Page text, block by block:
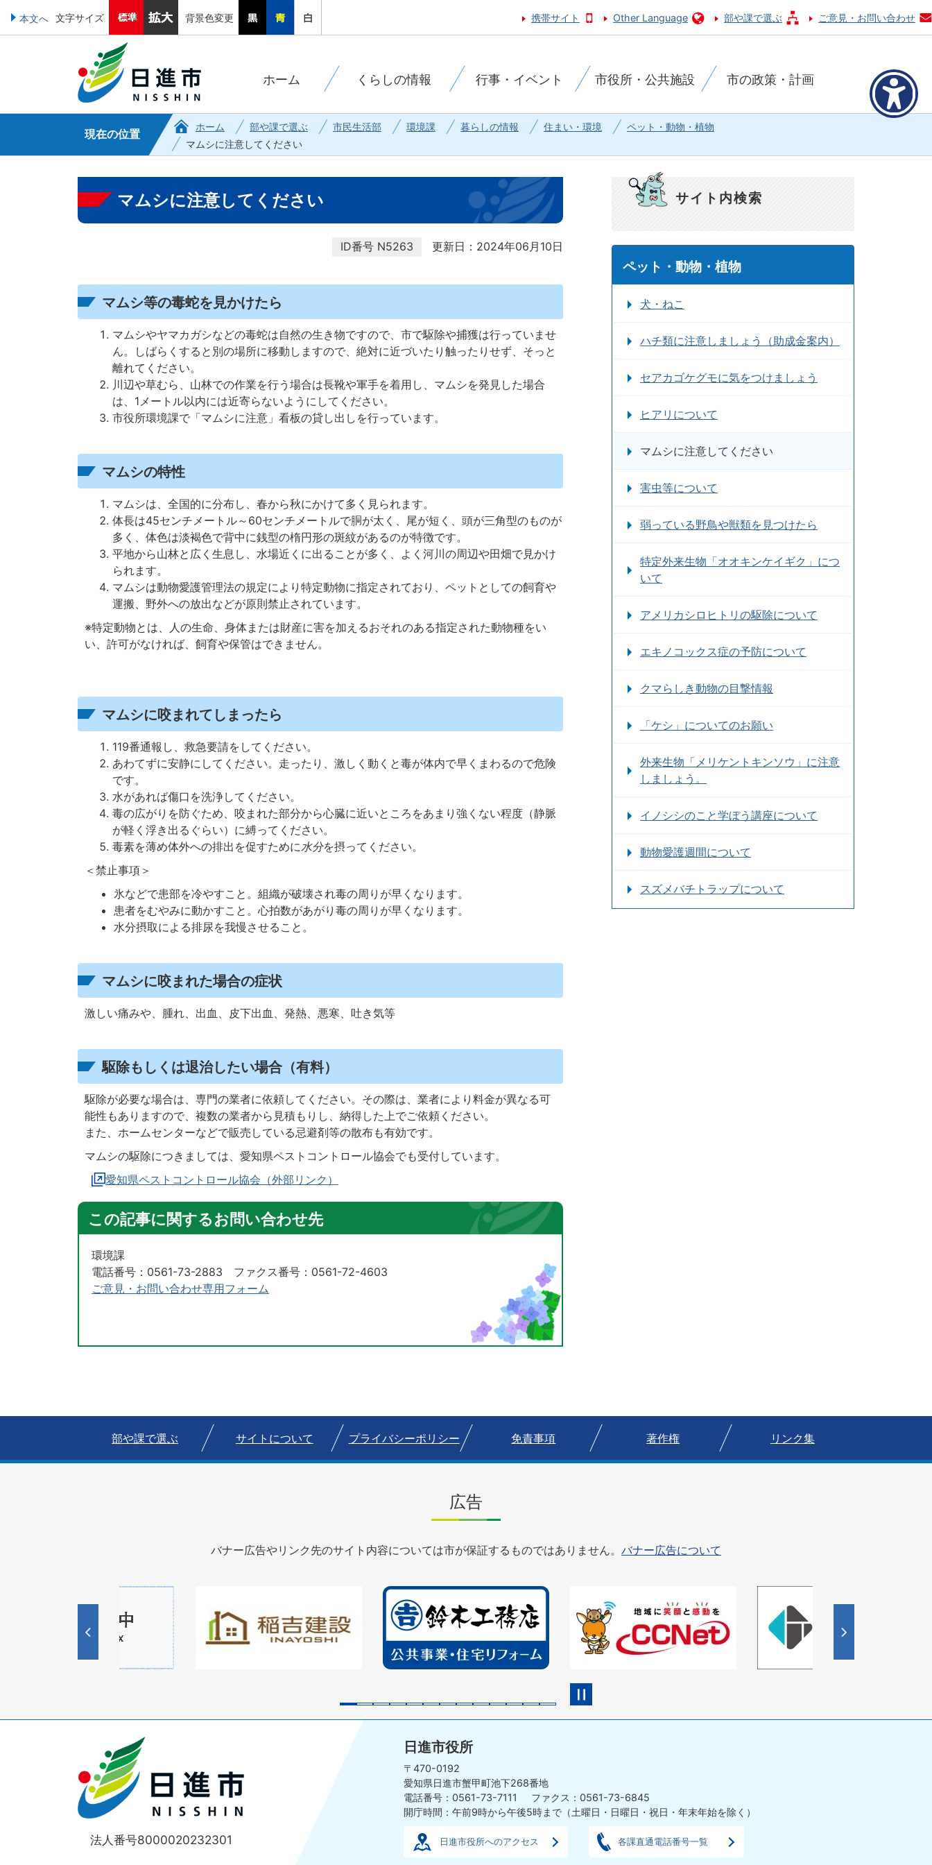
本文へ 文字サイズ 背景色変更 携帯サイト Other Language 部や課で選ぶ ご意見・お問い合わせ
ホーム くらしの情報 行事・イベント 市役所・公共施設 市の政策・計画
現在の位置
ホーム 部や課で選ぶ 市民生活部 環境課 暮らしの情報 住まい・環境
ペット・動物・植物
マムシに注意してください
マムシに注意してください
ID番号 N5263 更新日：2024年06月10日
マムシ等の毒蛇を見かけたら
マムシやヤマカガシなどの毒蛇は自然の生き物ですので、市で駆除や捕獲は行っていませ
ん。しばらくすると別の場所に移動しますので、絶対に近づいたり触ったりせず、そっと
離れてください。
川辺や草むら、山林での作業を行う場合は長靴や軍手を着用し、マムシを発見した場合
は、1メートル以内には近寄らないようにしてください。
市役所環境課で「マムシに注意」看板の貸し出しを行っています。
マムシの特性
マムシは、全国的に分布し、春から秋にかけて多く見られます。
体長は45センチメートル～60センチメートルで胴が太く、尾が短く、頭が三角型のものが
多く、体色は淡褐色で背中に銭型の楕円形の斑紋があるのが特徴です。
平地から山林と広く生息し、水場近くに出ることが多く、よく河川の周辺や田畑で見かけ
られます。
マムシは動物愛護管理法の規定により特定動物に指定されており、ペットとしての飼育や
運搬、野外への放出などが原則禁止されています。
※特定動物とは、人の生命、身体または財産に害を加えるおそれのある指定された動物種をい
い、許可がなければ、飼育や保管はできません。
マムシに咬まれてしまったら
119番通報し、救急要請をしてください。
あわてずに安静にしてください。走ったり、激しく動くと毒が体内で早くまわるので危険
です。
水があれば傷口を洗浄してください。
毒の広がりを防ぐため、咬まれた部分から心臓に近いところをあまり強くない程度（静脈
が軽く浮き出るぐらい）に縛ってください。
毒素を薄め体外への排出を促すために水分を摂ってください。
＜禁止事項＞
氷などで患部を冷やすこと。組織が破壊され毒の周りが早くなります。
患者をむやみに動かすこと。心拍数があがり毒の周りが早くなります。
水分摂取による排尿を我慢させること。
マムシに咬まれた場合の症状
激しい痛みや、腫れ、出血、皮下出血、発熱、悪寒、吐き気等
駆除もしくは退治したい場合（有料）
駆除が必要な場合は、専門の業者に依頼してください。その際は、業者により料金が異なる可
能性もありますので、複数の業者から見積もりし、納得した上でご依頼ください。
また、ホームセンターなどで販売している忌避剤等の散布も有効です。
マムシの駆除につきましては、愛知県ペストコントロール協会でも受付しています。
愛知県ペストコントロール協会（外部リンク）
この記事に関するお問い合わせ先
環境課
電話番号：0561-73-2883 ファクス番号：0561-72-4603
ご意見・お問い合わせ専用フォーム
サイト内検索
ペット・動物・植物
犬・ねこ
ハチ類に注意しましょう（助成金案内）
セアカゴケグモに気をつけましょう
ヒアリについて
マムシに注意してください
害虫等について
弱っている野鳥や獣類を見つけたら
特定外来生物「オオキンケイギク」につ
いて
アメリカシロヒトリの駆除について
エキノコックス症の予防について
クマらしき動物の目撃情報
「ケシ」についてのお願い
外来生物「メリケントキンソウ」に注意
しましょう。
イノシシのこと学ぼう講座について
動物愛護週間について
スズメバチトラップについて
部や課で選ぶ サイトについて プライバシーポリシー 免責事項 著作権 リンク集
広告
バナー広告やリンク先のサイト内容については市が保証するものではありません。 バナー広告について
の
2
枚
目
の
ス
枚
目
法人番号8000020232301
日進市役所
〒470-0192
愛知県日進市蟹甲町池下268番地
電話番号：0561-73-7111
ファクス：0561-73-6845
開庁時間：午前9時から午後5時まで （土曜日・日曜日・祝日・年末年始を除く）
日進市役所へのアクセス 各課直通電話番号一覧